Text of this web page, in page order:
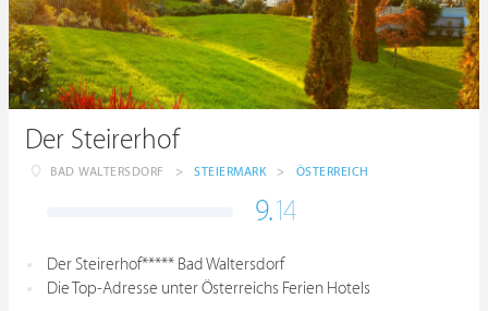
Der Steirerhof
BAD WALTERSDORF > STEIERMARK > ÖSTERREICH
9.14
Der Steirerhof***** Bad Waltersdorf
Die Top-Adresse unter Österreichs Ferien Hotels